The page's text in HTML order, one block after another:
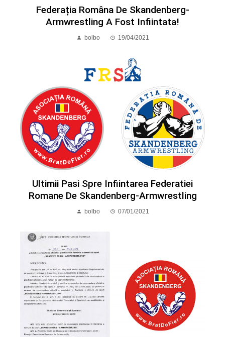
Federația Româna De Skandenberg-
Armwrestling A Fost Infiintata!
bolbo 19/04/2021
Ultimii Pasi Spre Infiintarea Federatiei
Romane De Skandenberg-Armwrestling
bolbo 07/01/2021